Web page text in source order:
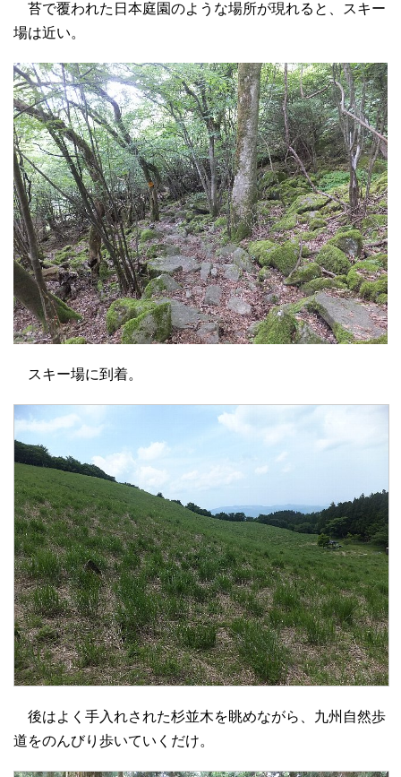
苔で覆われた日本庭園のような場所が現れると、スキー
場は近い。
スキー場に到着。
後はよく手入れされた杉並木を眺めながら、九州自然歩
道をのんびり歩いていくだけ。